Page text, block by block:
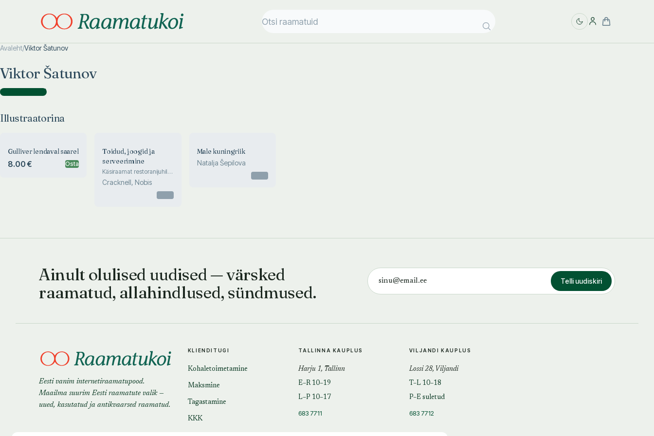
Avaleht/Viktor Šatunov
Viktor Šatunov
Illustraatorina )
Illustraatorina
Gulliver lendaval saarel
8.00 € Osta
Toidud, joogid ja
serveerimine
Käsiraamat restoranijuhile,
kokale, kelnerile,
baarmenile ... ja nõudlikule
Cracknell, Nobis
Male kuningriik
Natalja Šepilova
Ainult olulised uudised — värsked
raamatud, allahindlused, sündmused.
Telli uudiskiri
Eesti vanim internetiraamatupood.
Maailma suurim Eesti raamatute valik —
uued, kasutatud ja antikvaarsed raamatud.
KLIENDITUGI
Kohaletoimetamine
Maksmine
Tagastamine
KKK
TALLINNA KAUPLUS
Harju 1, Tallinn
E–R 10–19
L–P 10–17
683 7711
VILJANDI KAUPLUS
Lossi 28, Viljandi
T–L 10–18
P–E suletud
683 7712